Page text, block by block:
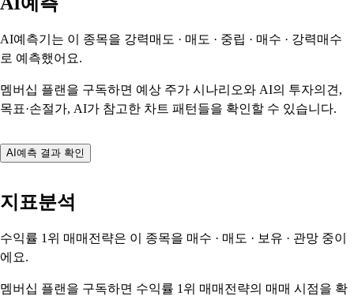
AI예측기는 이 종목을 강력매도 · 매도 · 중립 · 매수 · 강력매수
로 예측했어요.
멤버십 플랜을 구독하면 예상 주가 시나리오와 AI의 투자의견,
목표·손절가, AI가 참고한 차트 패턴들을 확인할 수 있습니다.
AI예측 결과 확인
지표분석
수익률 1위 매매전략은 이 종목을 매수 · 매도 · 보유 · 관망 중이
에요.
멤버십 플랜을 구독하면 수익률 1위 매매전략의 매매 시점을 확